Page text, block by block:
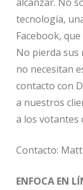
tecnología,
Facebook,
No pierda sus
no necesitan
contacto con
a nuestros
a los votantes
Contacto:
ENFOCA EN